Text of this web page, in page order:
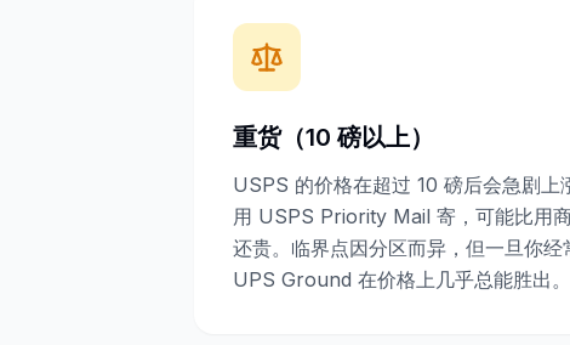
重货（10 磅以上）
USPS 的价格在超过 10 磅后会急剧上
用 USPS Priority Mail 寄，可能比用
还贵。临界点因分区而异，但一旦你经
UPS Ground 在价格上几乎总能胜出。